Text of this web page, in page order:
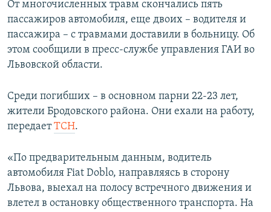
КРЫМ.НЕПОКОРЕННЫЙ
УКРАИНСКАЯ ПРОБЛЕМА КРЫМА
От многочисленных травм скончались пять
пассажиров автомобиля, еще двоих – водителя и
пассажира – с травмами доставили в больницу. Об
этом сообщили в пресс-службе управления ГАИ во
Львовской области.
Среди погибших – в основном парни 22-23 лет,
жители Бродовского района. Они ехали на работу,
передаетТСН.
«По предварительным данным, водитель
автомобиля Fiat Doblo, направляясь в сторону
Львова, выехал на полосу встречного движения и
влетел в остановку общественного транспорта. На